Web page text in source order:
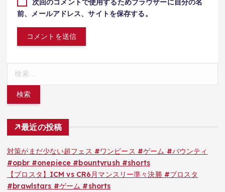
次回のコメントで使用するためブラウザーに自分の名
前、メールアドレス、サイトを保存する。
最近の投稿
対策がまだ少ない超フェス #ワンピース #ゲーム #バウンティ
#opbr #onepiece #bountyrush #shorts
【ブロスタ】ICM vs CR6月マンスリー準々決勝 #ブロスタ
#brawlstars #ゲーム #shorts